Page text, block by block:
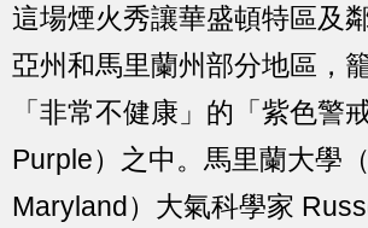
這場煙火秀讓華盛頓特區及
亞州和馬里蘭州部分地區，
「非常不健康」的「紫色警
Purple）之中。馬里蘭大學
Maryland）大氣科學家